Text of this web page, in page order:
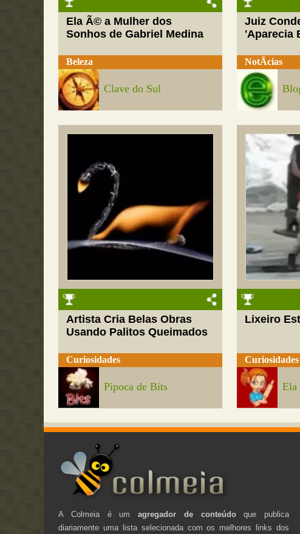
Ela Ã© a Mulher dos
Sonhos de Gabriel Medina
Beleza
Clave do Sul
Juiz
'Aparecia
NotÃ­cias
Artista Cria Belas Obras
Usando Palitos Queimados
Curiosidades
Pipoca de Bits
Lixeiro
Curiosidades
Ela
A Colmeia é umagregador de conteúdoque publica
diariamente uma lista selecionada com os melhores links dos